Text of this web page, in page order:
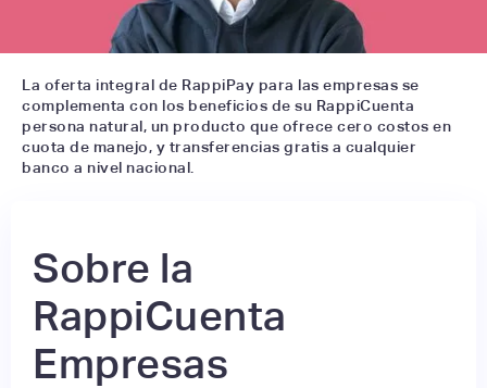
La oferta integral de RappiPay para las empresas se
complementa con los beneficios de su RappiCuenta
persona natural, un producto que ofrece cero costos en
cuota de manejo, y transferencias gratis a cualquier
banco a nivel nacional.
Sobre la
RappiCuenta
Empresas